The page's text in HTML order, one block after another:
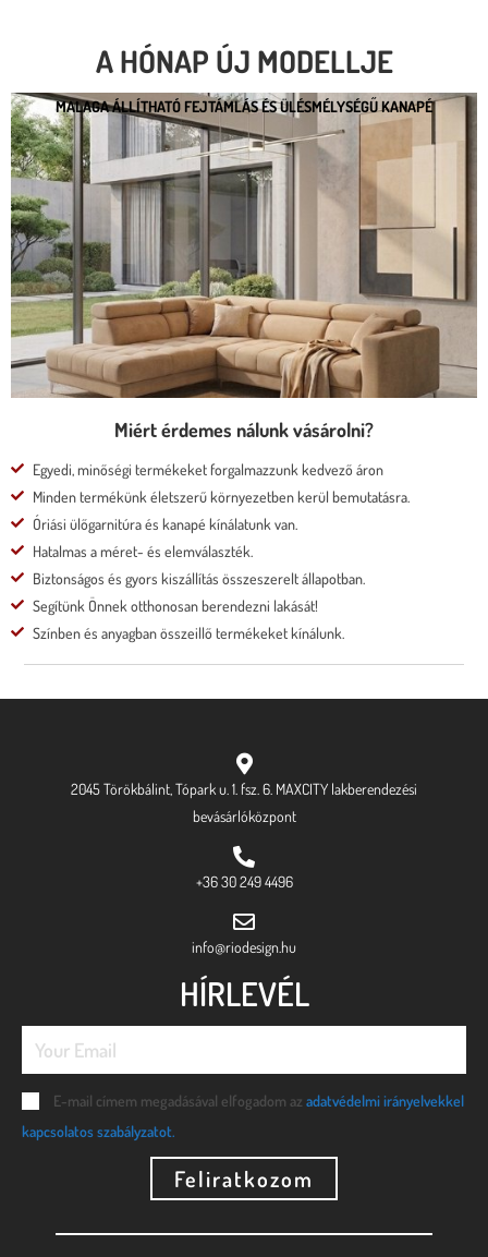
A HÓNAP ÚJ MODELLJE
MALAGA ÁLLÍTHATÓ FEJTÁMLÁS ÉS ÜLÉSMÉLYSÉGŰ KANAPÉ
MALAGA ÁLLÍTHATÓ FEJTÁMLÁS ÉS
ÜLÉSMÉLYSÉGŰ KANAPÉ
* kedvező ár
* moduláris rendszer
* motoros állíthatóság
Megnézem
Miért érdemes nálunk vásárolni?
Egyedi, minőségi termékeket forgalmazzunk kedvező áron
Minden termékünk életszerű környezetben kerül bemutatásra.
Óriási ülőgarnitúra és kanapé kínálatunk van.
Hatalmas a méret- és elemválaszték.
Biztonságos és gyors kiszállítás összeszerelt állapotban.
Segítünk Önnek otthonosan berendezni lakását!
Színben és anyagban összeillő termékeket kínálunk.
2045 Törökbálint, Tópark u. 1. fsz. 6. MAXCITY lakberendezési
bevásárlóközpont
+36 30 249 4496
info@riodesign.hu
HÍRLEVÉL
E-mail címem megadásával elfogadom az adatvédelmi irányelvekkel
kapcsolatos szabályzatot.
Feliratkozom